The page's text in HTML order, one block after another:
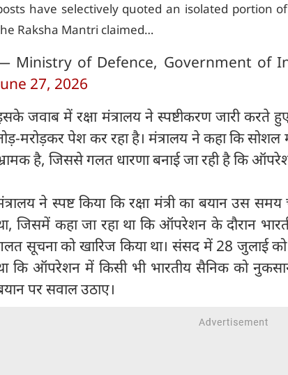
have selectively quoted an isolated portion
Raksha Mantri claimed…
Ministry of Defence, Government of
27, 2026
जवाब में रक्षा मंत्रालय ने स्पष्टीकरण जारी करते
मरोड़कर पेश कर रहा है। मंत्रालय ने कहा कि
है, जिससे गलत धारणा बनाई जा रही है कि
ने स्पष्ट किया कि रक्षा मंत्री का बयान उस
जिसमें कहा जा रहा था कि ऑपरेशन के दौरान
सूचना को खारिज किया था। संसद में 28 जुलाई को
कि ऑपरेशन में किसी भी भारतीय सैनिक को
पर सवाल उठाए।